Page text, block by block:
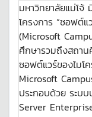
มหาวิทยาลัยแม่โจ้
โครงการ “ซอฟต์
(Microsoft
ศึกษารวมถึงสถาน
ซอฟต์แวร์ของไมโ
Microsoft
ประกอบด้วย ระบ
Server